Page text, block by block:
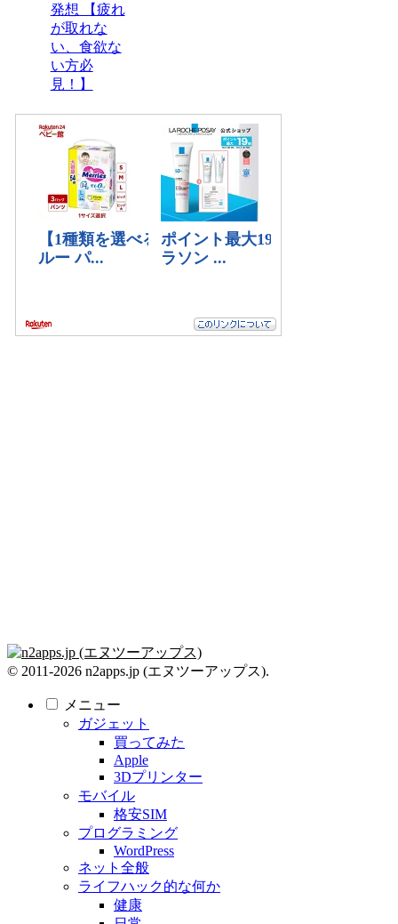
発想 【疲れ
が取れな
い、食欲な
い方必
見！】
© 2011-2026 n2apps.jp (エヌツーアップス).
メニュー
ガジェット
買ってみた
Apple
3Dプリンター
モバイル
格安SIM
プログラミング
WordPress
ネット全般
ライフハック的な何か
健康